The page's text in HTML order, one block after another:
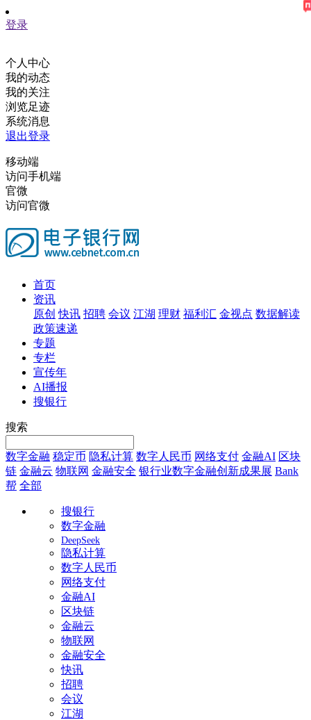
登录
个人中心
我的动态
我的关注
浏览足迹
系统消息
退出登录
移动端
访问手机端
官微
访问官微
首页
资讯
原创 快讯 招聘 会议 江湖 理财 福利汇 金视点 数据解读
政策速递
专题
专栏
宣传年
AI播报
搜银行
搜索
数字金融 稳定币 隐私计算 数字人民币 网络支付 金融AI 区块
链 金融云 物联网 金融安全 银行业数字金融创新成果展 Bank
帮 全部
搜银行
数字金融
DeepSeek
隐私计算
数字人民币
网络支付
金融AI
区块链
金融云
物联网
金融安全
快讯
招聘
会议
江湖